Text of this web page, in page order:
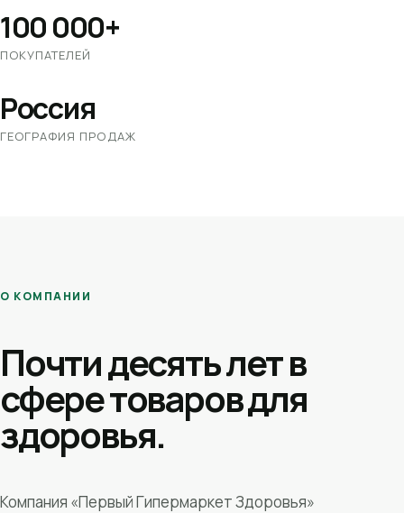
100 000+
ПОКУПАТЕЛЕЙ
Россия
ГЕОГРАФИЯ ПРОДАЖ
О КОМПАНИИ
Почти десять лет в
сфере товаров для
здоровья.
Компания «Первый Гипермаркет Здоровья»